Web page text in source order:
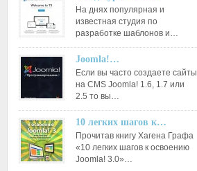
На днях популярная и
известная студия по
разработке шаблонов и…
Joomla!…
Если вы часто создаете сайты
на CMS Joomla! 1.6, 1.7 или
2.5 то вы…
10 легких шагов к…
Прочитав книгу Хагена Графа
«10 легких шагов к освоению
Joomla! 3.0»…